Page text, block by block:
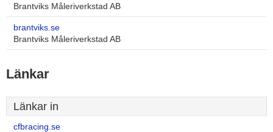
Brantviks Måleriverkstad AB
brantviks.se
Brantviks Måleriverkstad AB
Länkar
Länkar in
cfbracing.se